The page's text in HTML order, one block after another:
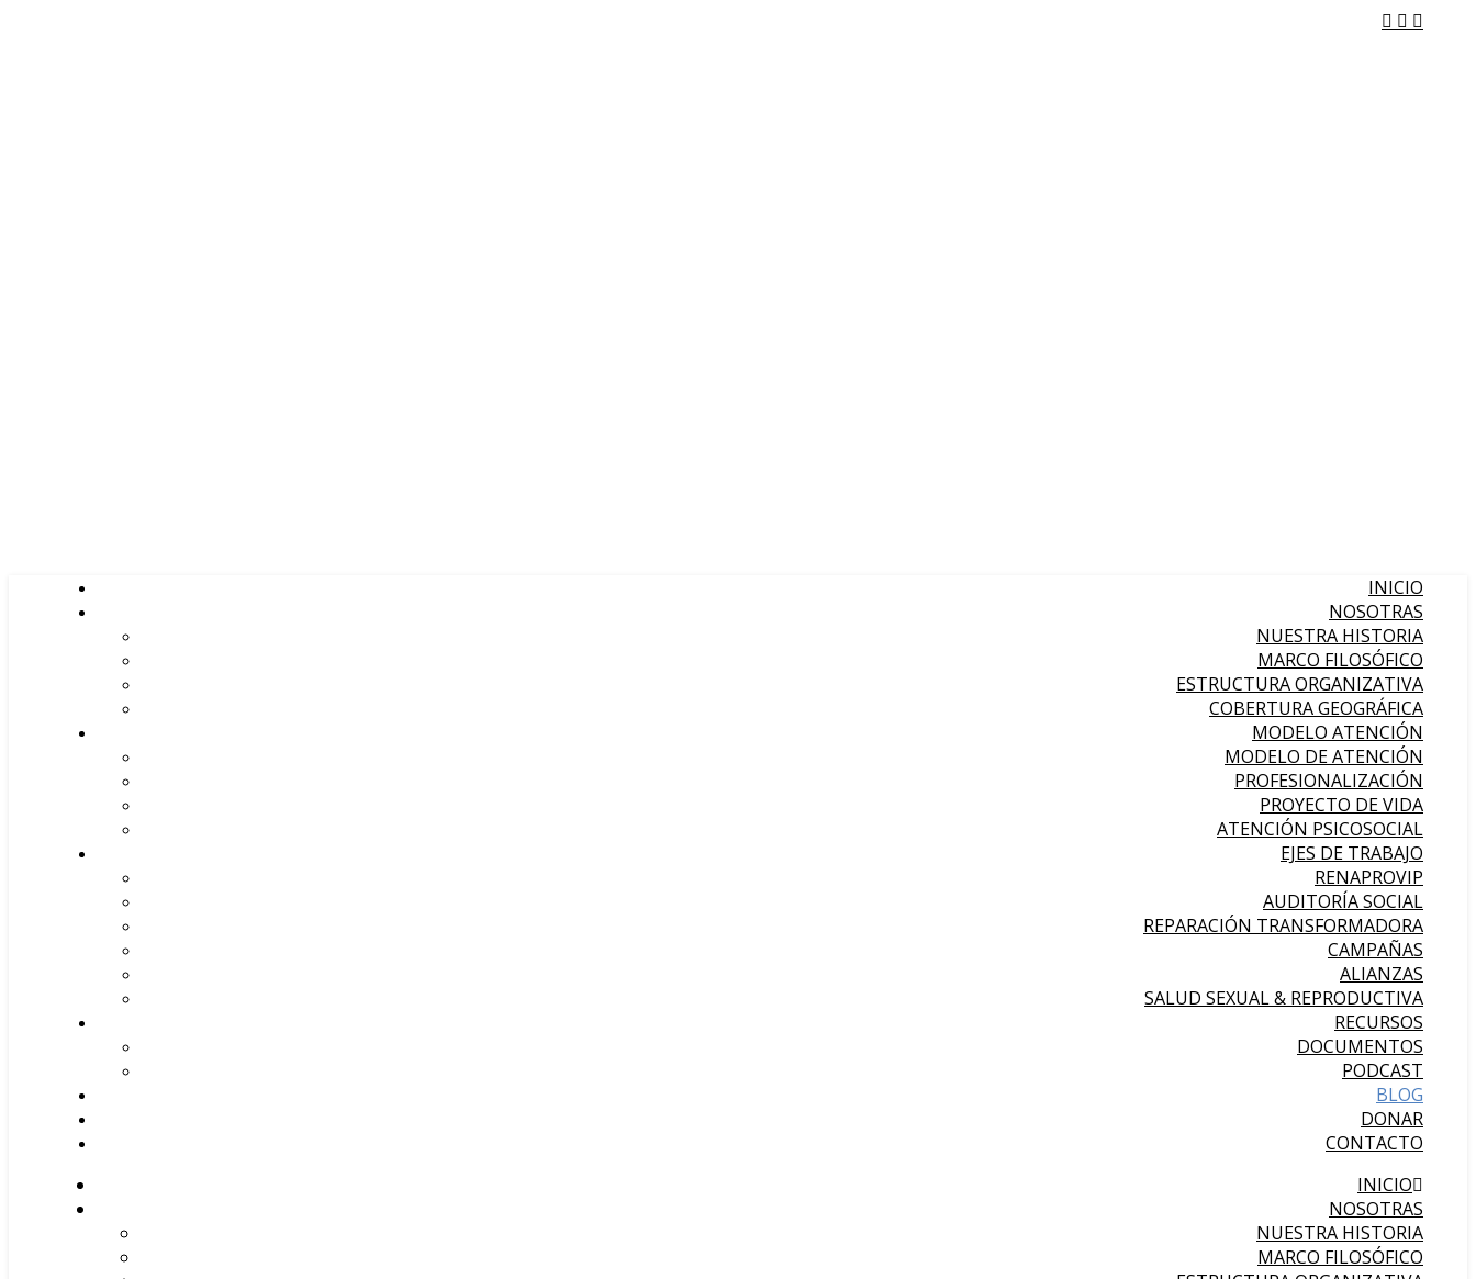
INICIO
NOSOTRAS
NUESTRA HISTORIA
MARCO FILOSÓFICO
ESTRUCTURA ORGANIZATIVA
COBERTURA GEOGRÁFICA
MODELO ATENCIÓN
MODELO DE ATENCIÓN
PROFESIONALIZACIÓN
PROYECTO DE VIDA
ATENCIÓN PSICOSOCIAL
EJES DE TRABAJO
RENAPROVIP
AUDITORÍA SOCIAL
REPARACIÓN TRANSFORMADORA
CAMPAÑAS
ALIANZAS
SALUD SEXUAL & REPRODUCTIVA
RECURSOS
DOCUMENTOS
PODCAST
BLOG
DONAR
CONTACTO
INICIO
NOSOTRAS
NUESTRA HISTORIA
MARCO FILOSÓFICO